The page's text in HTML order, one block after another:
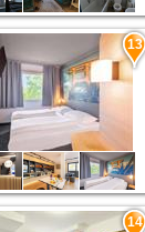
13
14